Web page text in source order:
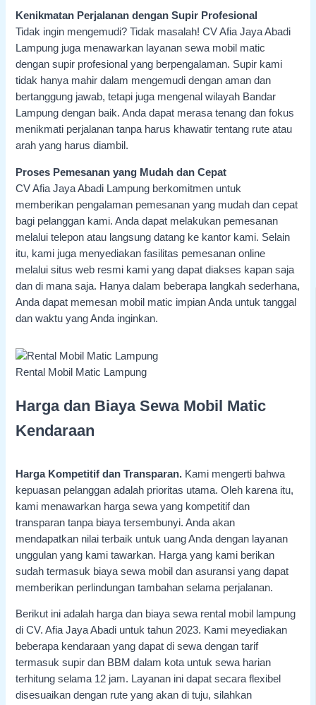
Kenikmatan Perjalanan dengan Supir Profesional
Tidak ingin mengemudi? Tidak masalah! CV Afia Jaya Abadi
Lampung juga menawarkan layanan sewa mobil matic
dengan supir profesional yang berpengalaman. Supir kami
tidak hanya mahir dalam mengemudi dengan aman dan
bertanggung jawab, tetapi juga mengenal wilayah Bandar
Lampung dengan baik. Anda dapat merasa tenang dan fokus
menikmati perjalanan tanpa harus khawatir tentang rute atau
arah yang harus diambil.
Proses Pemesanan yang Mudah dan Cepat
CV Afia Jaya Abadi Lampung berkomitmen untuk
memberikan pengalaman pemesanan yang mudah dan cepat
bagi pelanggan kami. Anda dapat melakukan pemesanan
melalui telepon atau langsung datang ke kantor kami. Selain
itu, kami juga menyediakan fasilitas pemesanan online
melalui situs web resmi kami yang dapat diakses kapan saja
dan di mana saja. Hanya dalam beberapa langkah sederhana,
Anda dapat memesan mobil matic impian Anda untuk tanggal
dan waktu yang Anda inginkan.
Rental Mobil Matic Lampung
Harga dan Biaya Sewa Mobil Matic
Kendaraan
Harga Kompetitif dan Transparan. Kami mengerti bahwa
kepuasan pelanggan adalah prioritas utama. Oleh karena itu,
kami menawarkan harga sewa yang kompetitif dan
transparan tanpa biaya tersembunyi. Anda akan
mendapatkan nilai terbaik untuk uang Anda dengan layanan
unggulan yang kami tawarkan. Harga yang kami berikan
sudah termasuk biaya sewa mobil dan asuransi yang dapat
memberikan perlindungan tambahan selama perjalanan.
Berikut ini adalah harga dan biaya sewa rental mobil lampung
di CV. Afia Jaya Abadi untuk tahun 2023. Kami meyediakan
beberapa kendaraan yang dapat di sewa dengan tarif
termasuk supir dan BBM dalam kota untuk sewa harian
terhitung selama 12 jam. Layanan ini dapat secara flexibel
disesuaikan dengan rute yang akan di tuju, silahkan